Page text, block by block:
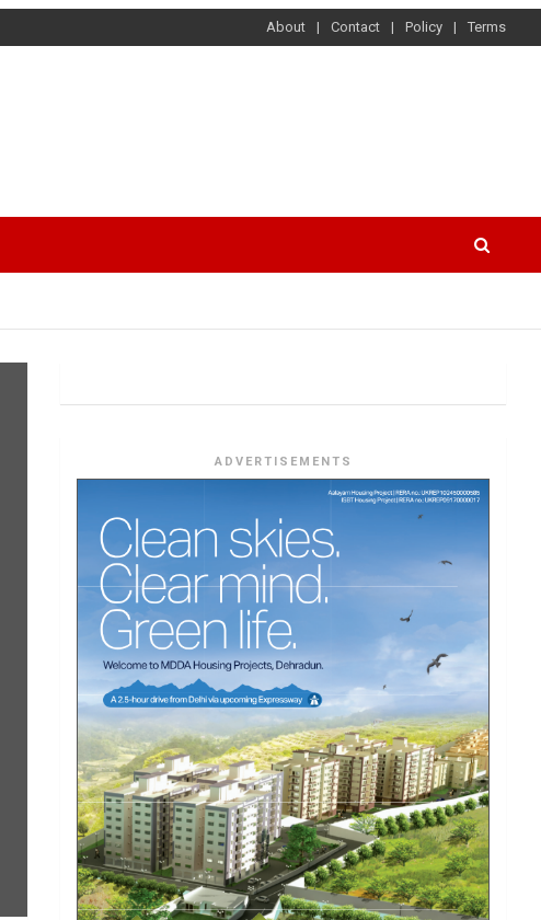
About Contact Policy Terms
ADVERTISEMENTS